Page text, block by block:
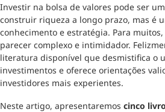
Investir na bolsa de valores pode ser
construir riqueza a longo prazo, mas é
conhecimento e estratégia. Para
parecer complexo e intimidador.
literatura disponível que desmistifica o
investimentos e oferece orientações
investidores mais experientes.
Neste artigo, apresentaremos cinco